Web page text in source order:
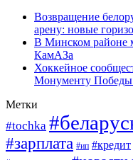
Возвращение
арену: новые
В Минском районе
КамАЗа
Хоккейное
Монументу
Метки
#tochka
#зарплата #ип #кредит